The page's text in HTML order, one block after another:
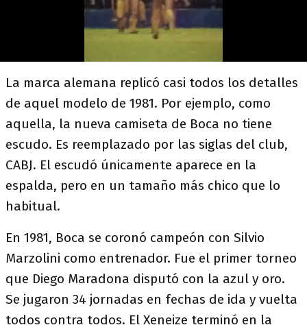
La marca alemana replicó casi todos los detalles
de aquel modelo de 1981. Por ejemplo, como
aquella, la nueva camiseta de Boca no tiene
escudo. Es reemplazado por las siglas del club,
CABJ. El escudó únicamente aparece en la
espalda, pero en un tamaño más chico que lo
habitual.
En 1981, Boca se coronó campeón con Silvio
Marzolini como entrenador. Fue el primer torneo
que Diego Maradona disputó con la azul y oro.
Se jugaron 34 jornadas en fechas de ida y vuelta
todos contra todos. El Xeneize terminó en la